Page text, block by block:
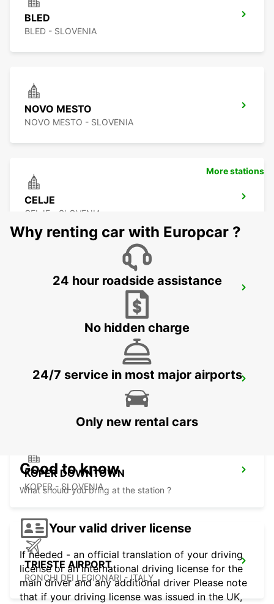
BLED
BLED - SLOVENIA
NOVO MESTO
NOVO MESTO - SLOVENIA
CELJE
CELJE - SLOVENIA
NOVA GORICA DOWNTOWN
NOVA GORICA - SLOVENIA
KLAGENFURT AIRPORT
KLAGENFURT - AUSTRIA
KOPER DOWNTOWN
KOPER - SLOVENIA
TRIESTE AIRPORT
RONCHI DEI LEGIONARI - ITALY
More stations
Why renting car with Europcar ?
24 hour roadside assistance
No hidden charge
24/7 service in most major airports
Only new rental cars
Good to know
What should you bring at the station ?
Your valid driver license
If needed - an official translation of your driving
license or an international driving license for the
main driver and any additional driver Please note
that if your driving license was issued in the UK,